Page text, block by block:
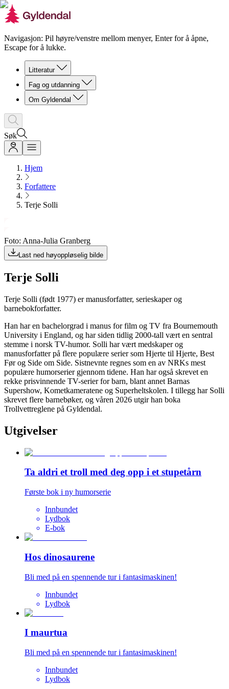
Navigasjon: Pil høyre/venstre mellom menyer, Enter for å åpne,
Escape for å lukke.
Litteratur
Fag og utdanning
Om Gyldendal
Søk
Hjem
Forfattere
Terje Solli
Foto: Anna-Julia Granberg
Last ned høyoppløselig bilde
Terje Solli
Terje Solli (født 1977) er manusforfatter, serieskaper og
barnebokforfatter.
Han har en bachelorgrad i manus for film og TV fra Bournemouth
University i England, og har siden tidlig 2000-tall vært en sentral
stemme i norsk TV-humor. Solli har vært medskaper og
manusforfatter på flere populære serier som Hjerte til Hjerte, Best
Før og Side om Side. Sistnevnte regnes som en av NRKs mest
populære humorserier gjennom tidene. Han har også skrevet en
rekke prisvinnende TV-serier for barn, blant annet Barnas
Supershow, Kometkameratene og Superheltskolen. I tillegg har Solli
skrevet flere barnebøker, og våren 2026 utgir han boka
Trollvettreglene på Gyldendal.
Utgivelser
Ta aldri et troll med deg opp i et stupetårn
Første bok i ny humorserie
Innbundet
Lydbok
E-bok
Hos dinosaurene
Bli med på en spennende tur i fantasimaskinen!
Innbundet
Lydbok
I maurtua
Bli med på en spennende tur i fantasimaskinen!
Innbundet
Lydbok